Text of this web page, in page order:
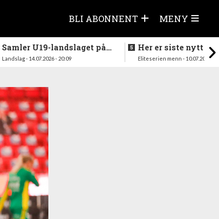
BLI ABONNENT MENY
Samler U19-landslaget på
nytt i august
Landslag - 14.07.2026 - 20:09
Her er siste nytt
season
Eliteserien menn - 10.07.2026 -